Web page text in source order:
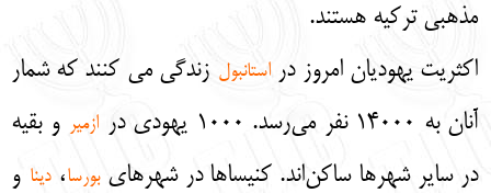
مذهبی ترکیه هستند.
اکثریت یهودیان امروز در استانبول زندگی می کنند که شمار
آنان به 14000 نفر می‌رسد. 1000 یهودی در
ازمیر و بقیه
در سایر شهرها ساکن‌اند. کنیساها در شهرهایبورسا،دینا و